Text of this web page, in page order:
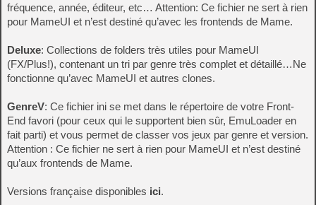
fréquence, année, éditeur, etc… Attention: Ce fichier ne sert à rien
pour MameUI et n’est destiné qu’avec les frontends de Mame.
Deluxe: Collections de folders très utiles pour MameUI
(FX/Plus!), contenant un tri par genre très complet et détaillé…Ne
fonctionne qu’avec MameUI et autres clones.
GenreV: Ce fichier ini se met dans le répertoire de votre Front-
End favori (pour ceux qui le supportent bien sûr, EmuLoader en
fait parti) et vous permet de classer vos jeux par genre et version.
Attention : Ce fichier ne sert à rien pour MameUI et n’est destiné
qu’aux frontends de Mame.
Versions française disponibles ici.